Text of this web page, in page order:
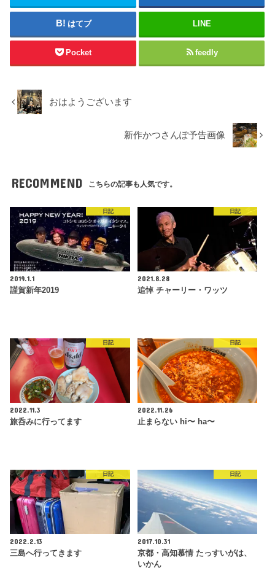
はてブ LINE
Pocket feedly
おはようございます
新作かつさんぽ予告画像
RECOMMEND こちらの記事も人気です。
日記
2019.1.1
謹賀新年2019
日記
2021.8.28
追悼 チャーリー・ワッツ
日記
2022.11.3
旅呑みに行ってます
日記
2022.11.26
止まらない hi〜 ha〜
日記
2022.2.13
三島へ行ってきます
日記
2017.10.31
京都・高知慕情 たっすいがは、
いかん